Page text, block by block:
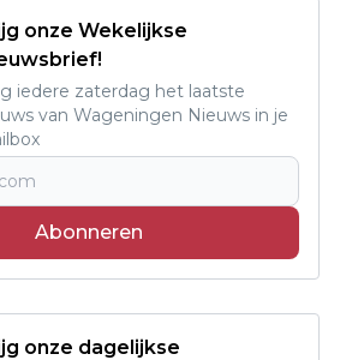
onze Wekelijkse
iedere zaterdag het laatste
van Wageningen Nieuws in je
Abonneren
onze dagelijkse